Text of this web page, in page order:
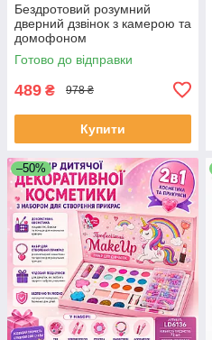
Бездротовий розумний
дверний дзвінок з камерою та
домофоном
водонепроникний DF-37
Готово до відправки
489 ₴ 978 ₴
Купити
–50%